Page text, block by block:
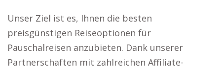
Unser Ziel ist es, Ihnen die besten
preisgünstigen Reiseoptionen für
Pauschalreisen anzubieten. Dank unserer
Partnerschaften mit zahlreichen Affiliate-